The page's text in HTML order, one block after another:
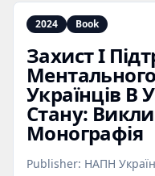
2024 Book
Захист І
Українців В
Стану:
Монографія
Publisher: НАПН